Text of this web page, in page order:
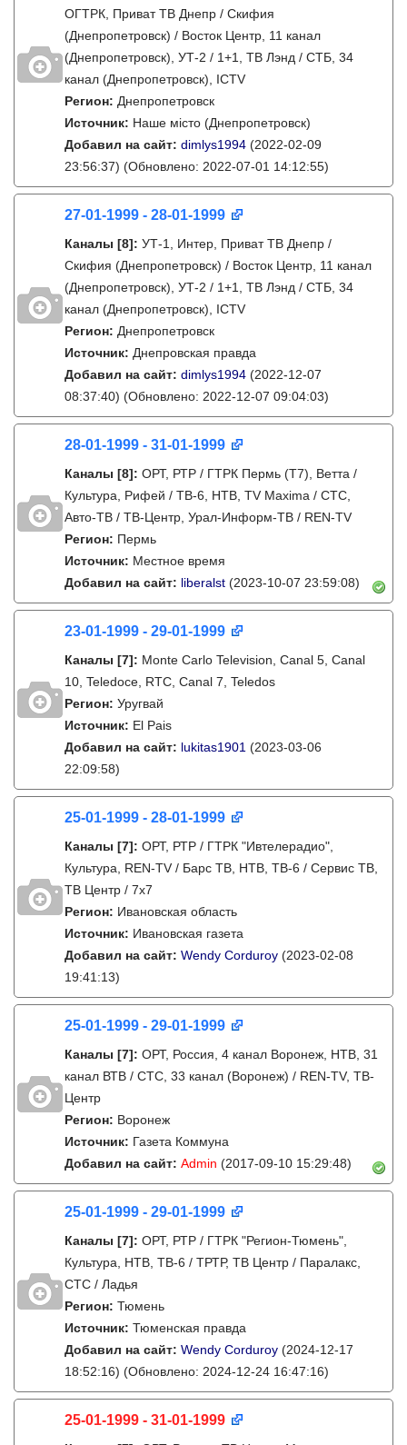
ОГТРК, Приват ТВ Днепр / Скифия
(Днепропетровск) / Восток Центр, 11 канал
(Днепропетровск), УТ-2 / 1+1, ТВ Лэнд / СТБ, 34
канал (Днепропетровск), ICTV
Регион: Днепропетровск
Источник: Наше місто (Днепропетровск)
Добавил на сайт: dimlys1994 (2022-02-09
23:56:37) (Обновлено: 2022-07-01 14:12:55)
27-01-1999 - 28-01-1999
Каналы [8]: УТ-1, Интер, Приват ТВ Днепр /
Скифия (Днепропетровск) / Восток Центр, 11 канал
(Днепропетровск), УТ-2 / 1+1, ТВ Лэнд / СТБ, 34
канал (Днепропетровск), ICTV
Регион: Днепропетровск
Источник: Днепровская правда
Добавил на сайт: dimlys1994 (2022-12-07
08:37:40) (Обновлено: 2022-12-07 09:04:03)
28-01-1999 - 31-01-1999
Каналы [8]: ОРТ, РТР / ГТРК Пермь (Т7), Ветта /
Культура, Рифей / ТВ-6, НТВ, TV Maxima / СТС,
Авто-ТВ / ТВ-Центр, Урал-Информ-ТВ / REN-TV
Регион: Пермь
Источник: Местное время
Добавил на сайт: liberalst (2023-10-07 23:59:08)
23-01-1999 - 29-01-1999
Каналы [7]: Monte Carlo Television, Canal 5, Canal
10, Teledoce, RTC, Canal 7, Teledos
Регион: Уругвай
Источник: El Pais
Добавил на сайт: lukitas1901 (2023-03-06
22:09:58)
25-01-1999 - 28-01-1999
Каналы [7]: ОРТ, РТР / ГТРК "Ивтелерадио",
Культура, REN-TV / Барс ТВ, НТВ, ТВ-6 / Сервис ТВ,
ТВ Центр / 7х7
Регион: Ивановская область
Источник: Ивановская газета
Добавил на сайт: Wendy Corduroy (2023-02-08
19:41:13)
25-01-1999 - 29-01-1999
Каналы [7]: ОРТ, Россия, 4 канал Воронеж, НТВ, 31
канал ВТВ / СТС, 33 канал (Воронеж) / REN-TV, ТВ-
Центр
Регион: Воронеж
Источник: Газета Коммуна
Добавил на сайт: Admin (2017-09-10 15:29:48)
25-01-1999 - 29-01-1999
Каналы [7]: ОРТ, РТР / ГТРК "Регион-Тюмень",
Культура, НТВ, ТВ-6 / ТРТР, ТВ Центр / Паралакс,
СТС / Ладья
Регион: Тюмень
Источник: Тюменская правда
Добавил на сайт: Wendy Corduroy (2024-12-17
18:52:16) (Обновлено: 2024-12-24 16:47:16)
25-01-1999 - 31-01-1999